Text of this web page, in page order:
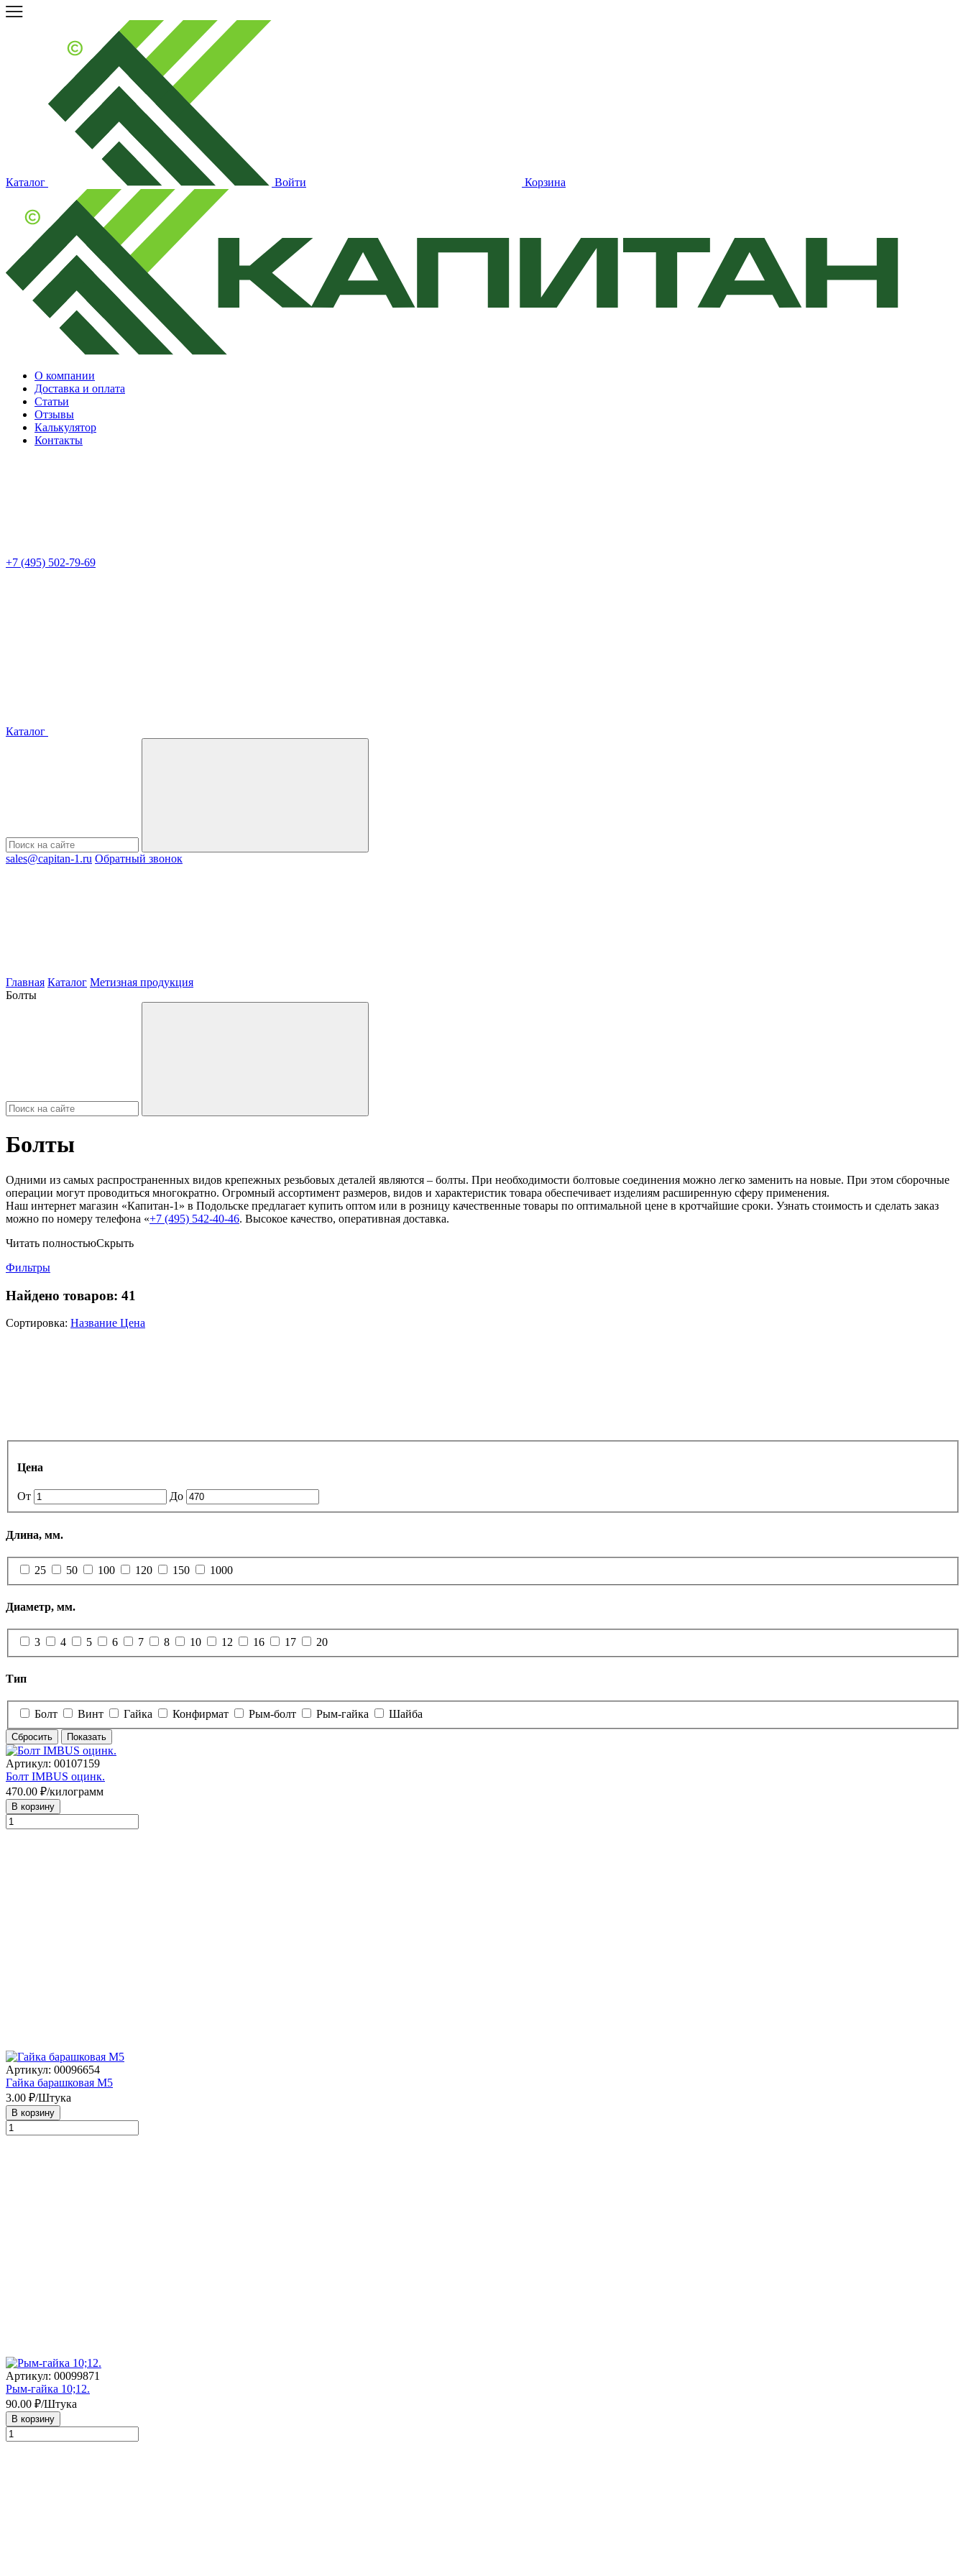
Каталог Войти Корзина
О компании
Доставка и оплата
Статьи
Отзывы
Калькулятор
Контакты
+7 (495) 502-79-69
Каталог
sales@capitan-1.ru Обратный звонок
Главная Каталог Метизная продукция
Болты
Болты
Одними из самых распространенных видов крепежных резьбовых деталей являются – болты. При необходимости болтовые соединения можно легко заменить на новые. При этом сборочные
операции могут проводиться многократно. Огромный ассортимент размеров, видов и характеристик товара обеспечивает изделиям расширенную сферу применения.
Наш интернет магазин «Капитан-1» в Подольске предлагает купить оптом или в розницу качественные товары по оптимальной цене в кротчайшие сроки. Узнать стоимость и сделать заказ
можно по номеру телефона «+7 (495) 542-40-46. Высокое качество, оперативная доставка.
Читать полностьюСкрыть
Фильтры
Найдено товаров: 41
Сортировка: Название Цена
Цена
От До
Длина, мм.
25 50 100 120 150 1000
Диаметр, мм.
3 4 5 6 7 8 10 12 16 17 20
Тип
Болт Винт Гайка Конфирмат Рым-болт Рым-гайка Шайба
Сбросить Показать
Артикул: 00107159
Болт IMBUS оцинк.
470.00 ₽/килограмм
В корзину
Артикул: 00096654
Гайка барашковая М5
3.00 ₽/Штука
В корзину
Артикул: 00099871
Рым-гайка 10;12.
90.00 ₽/Штука
В корзину